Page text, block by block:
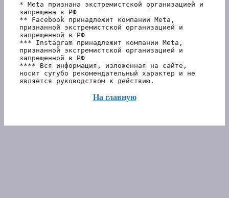
* Meta признана экстремистской организацией и
запрещена в РФ
** Facebook принадлежит компании Meta,
признанной экстремистской организацией и
запрещенной в РФ
*** Instagram принадлежит компании Meta,
признанной экстремистской организацией и
запрещенной в РФ
**** Вся информация, изложенная на сайте,
носит сугубо рекомендательный характер и не
является руководством к действию.
На главную